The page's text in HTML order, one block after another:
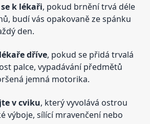
k lékaři, pokud brnění trvá déle
budí vás opakovaně ze spánku
den.
dříve, pokud se přidá trvalá
palce, vypadávání předmětů
jemná motorika.
v cviku, který vyvolává ostrou
výboje, sílící mravenčení nebo